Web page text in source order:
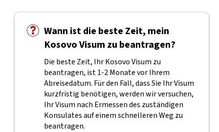
Wann ist die beste Zeit, mein
Kosovo Visum zu beantragen?
Die beste Zeit, Ihr Kosovo Visum zu
beantragen, ist 1-2 Monate vor Ihrem
Abreisedatum. Für den Fall, dass Sie Ihr Visum
kurzfristig benötigen, werden wir versuchen,
Ihr Visum nach Ermessen des zuständigen
Konsulates auf einem schnelleren Weg zu
beantragen.